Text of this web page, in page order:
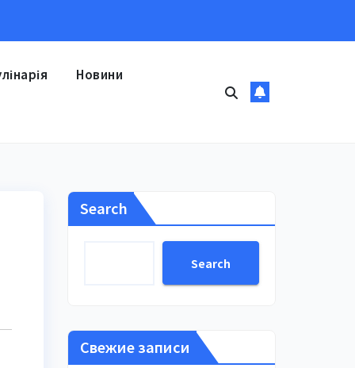
Новини
Search
Search
Свежие записи